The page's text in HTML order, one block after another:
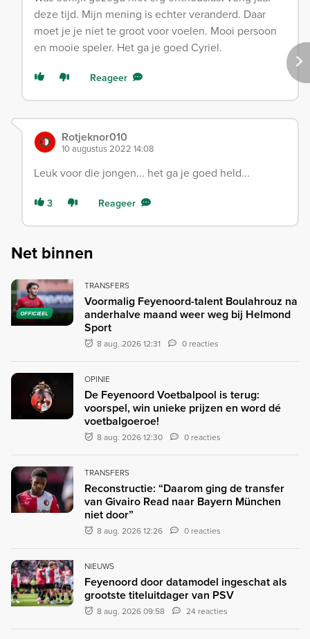
deze tijd. Mijn mening is echter veranderd. Daar
moet je je niet te groot voor voelen. Mooi persoon
en mooie speler. Het ga je goed Cyriel.
Reageer
Rotjeknor010
10 augustus 2022 14:08
Leuk voor die jongen... het ga je goed held...
3 Reageer
Net binnen
OFFICIEEL
TRANSFERS
Voormalig Feyenoord-talent Boulahrouz na
anderhalve maand weer weg bij Helmond
Sport
8 aug. 2026 12:31 0 reacties
OPINIE
De Feyenoord Voetbalpool is terug:
voorspel, win unieke prijzen en word dé
voetbalgoeroe!
8 aug. 2026 12:30 0 reacties
TRANSFERS
Reconstructie: “Daarom ging de transfer
van Givairo Read naar Bayern München
niet door”
8 aug. 2026 12:26 0 reacties
NIEUWS
Feyenoord door datamodel ingeschat als
grootste titeluitdager van PSV
8 aug. 2026 09:58 24 reacties